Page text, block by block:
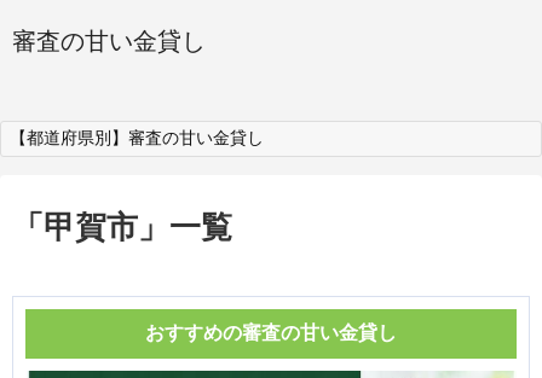
審査の甘い金貸し
【都道府県別】審査の甘い金貸し
「 甲賀市 」 一覧
おすすめの審査の甘い金貸し